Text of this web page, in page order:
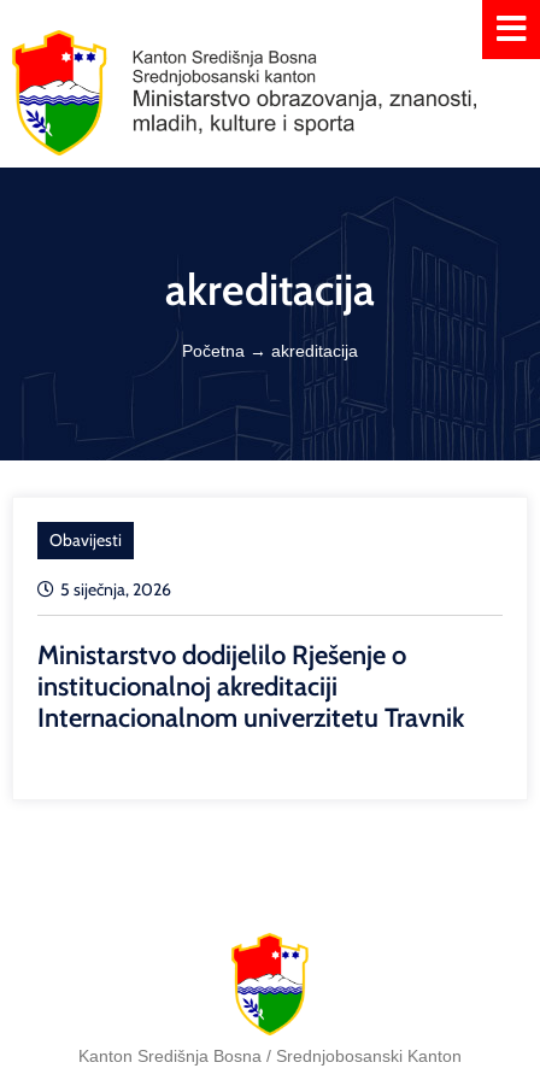
akreditacija
Početna → akreditacija
Obavijesti
5 siječnja, 2026
Ministarstvo dodijelilo Rješenje o
institucionalnoj akreditaciji
Internacionalnom univerzitetu Travnik
Kanton Središnja Bosna / Srednjobosanski Kanton